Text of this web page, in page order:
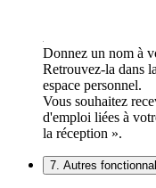
Donnez un nom à
Retrouvez-la dans
espace personnel.
Vous souhaitez
d'emploi liées à
la réception ».
7. Autres